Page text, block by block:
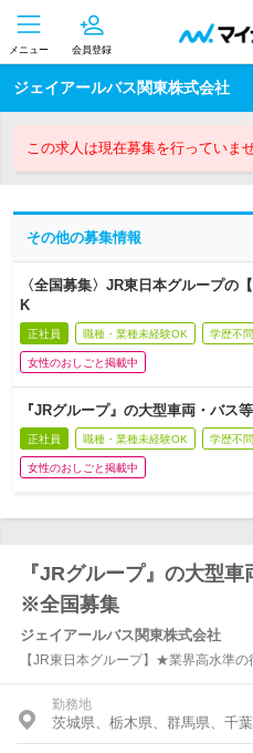
メニュー 会員登録
ジェイアールバス関東株式会社
この求人は現在募集を行っていませ
その他の募集情報
〈全国募集〉JR東日本グループ
K
正社員 職種・業種未経験OK 学歴不問
女性のおしごと掲載中
『JRグループ』の大型車両・バス
正社員 職種・業種未経験OK 学歴不問
女性のおしごと掲載中
『JRグループ』の大型車
※全国募集
ジェイアールバス関東株式会社
【JR東日本グループ】★業界高水準
勤務地
茨城県、栃木県、群馬県、千